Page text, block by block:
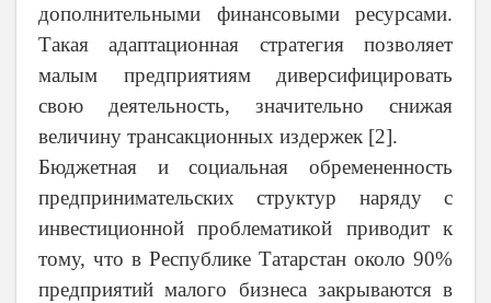
дополнительными финансовыми ресурсами.
Такая адаптационная стратегия позволяет
малым предприятиям диверсифицировать
свою деятельность, значительно снижая
величину трансакционных издержек [2].
Бюджетная и социальная обремененность
предпринимательских структур наряду с
инвестиционной проблематикой приводит к
тому, что в Республике Татарстан около 90%
предприятий малого бизнеса закрываются в